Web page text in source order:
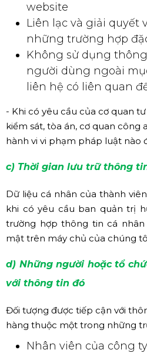
website
Liên lạc và giải quyết
những trường hợp
Không sử dụng
người dùng ngoài
liên hệ có liên quan
- Khi có yêu cầu của cơ quan
kiểm sát, tòa án, cơ quan công
hành vi vi phạm pháp luật nào
c) Thời gian lưu trữ thông
Dữ liệu cá nhân của thành
khi có yêu cầu ban quản trị
trường hợp thông tin cá
mật trên máy chủ của chúng
d) Những người hoặc tổ
với thông tin đó
Đối tượng được tiếp cận với
hàng thuộc một trong những
Nhân viên của công ty